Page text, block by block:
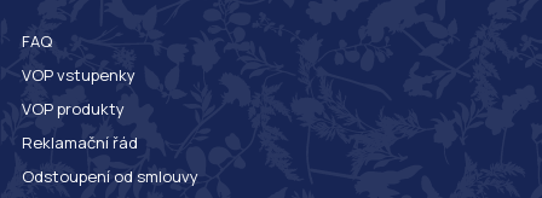
FAQ
VOP vstupenky
VOP produkty
Reklamační řád
Odstoupení od smlouvy